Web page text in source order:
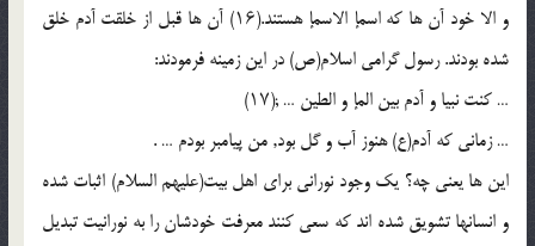
و الا خود آن ها که اسمإ الاسمإ هستند.(۱۶) آن ها قبل از خلقت آدم خلق
شده بودند. رسول گرامى اسلام(ص) در این زمینه فرمودند:
… کنت نبیا و آدم بین المإ و الطین … ;(۱۷)
… زمانى که آدم(ع) هنوز آب و گل بود, من پیامبر بودم … .
این ها یعنى چه؟ یک وجود نورانى براى اهل بیت(علیهم السلام) اثبات شده
و انسانها تشویق شده اند که سعى کنند معرفت خودشان را به نورانیت تبدیل